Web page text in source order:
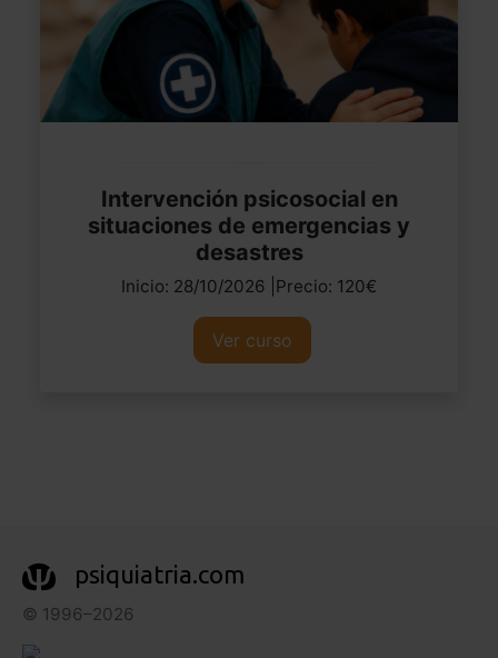
Intervención psicosocial en
situaciones de emergencias y
desastres
Inicio: 28/10/2026 |Precio: 120€
Ver curso
psiquiatria.com
© 1996–2026